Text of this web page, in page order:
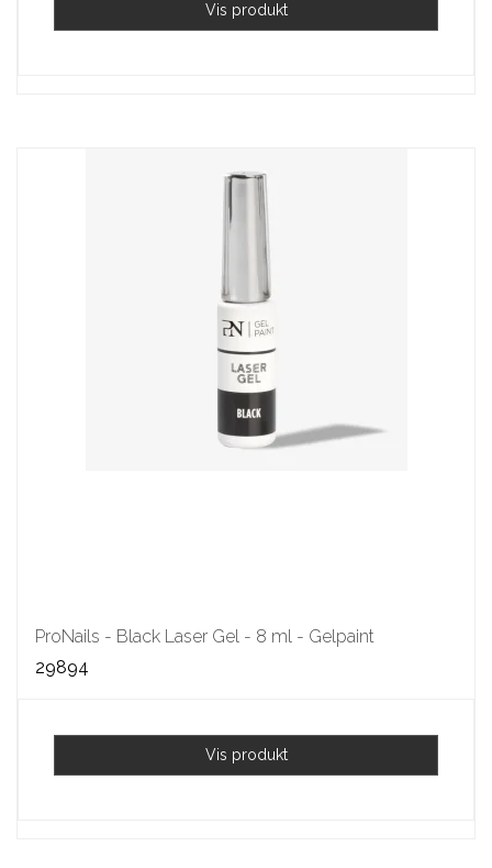
Vis produkt
ProNails - Black Laser Gel - 8 ml - Gelpaint
29894
Vis produkt